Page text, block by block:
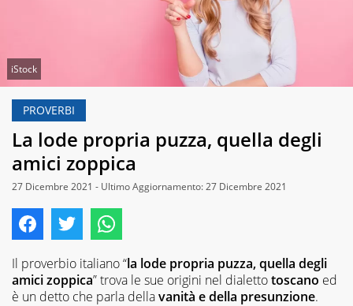
iStock
PROVERBI
La lode propria puzza, quella degli
amici zoppica
27 Dicembre 2021 - Ultimo Aggiornamento: 27 Dicembre 2021
Il proverbio italiano “la lode propria puzza, quella degli
amici zoppica” trova le sue origini nel dialettotoscano ed
è un detto che parla dellavanità e della presunzione.